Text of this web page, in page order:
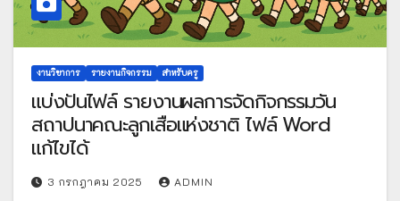
งานวิชาการ รายงานกิจกรรม สำหรับครู
แบ่งปันไฟล์ รายงานผลการจัดกิจกรรมวัน
สถาปนาคณะลูกเสือแห่งชาติ ไฟล์ Word
แก้ไขได้
3 กรกฎาคม 2025 ADMIN